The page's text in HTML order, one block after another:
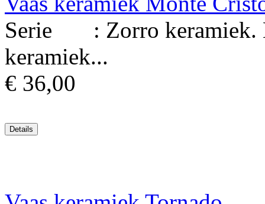
Serie : Zorro keramiek.
keramiek...
€ 36,00